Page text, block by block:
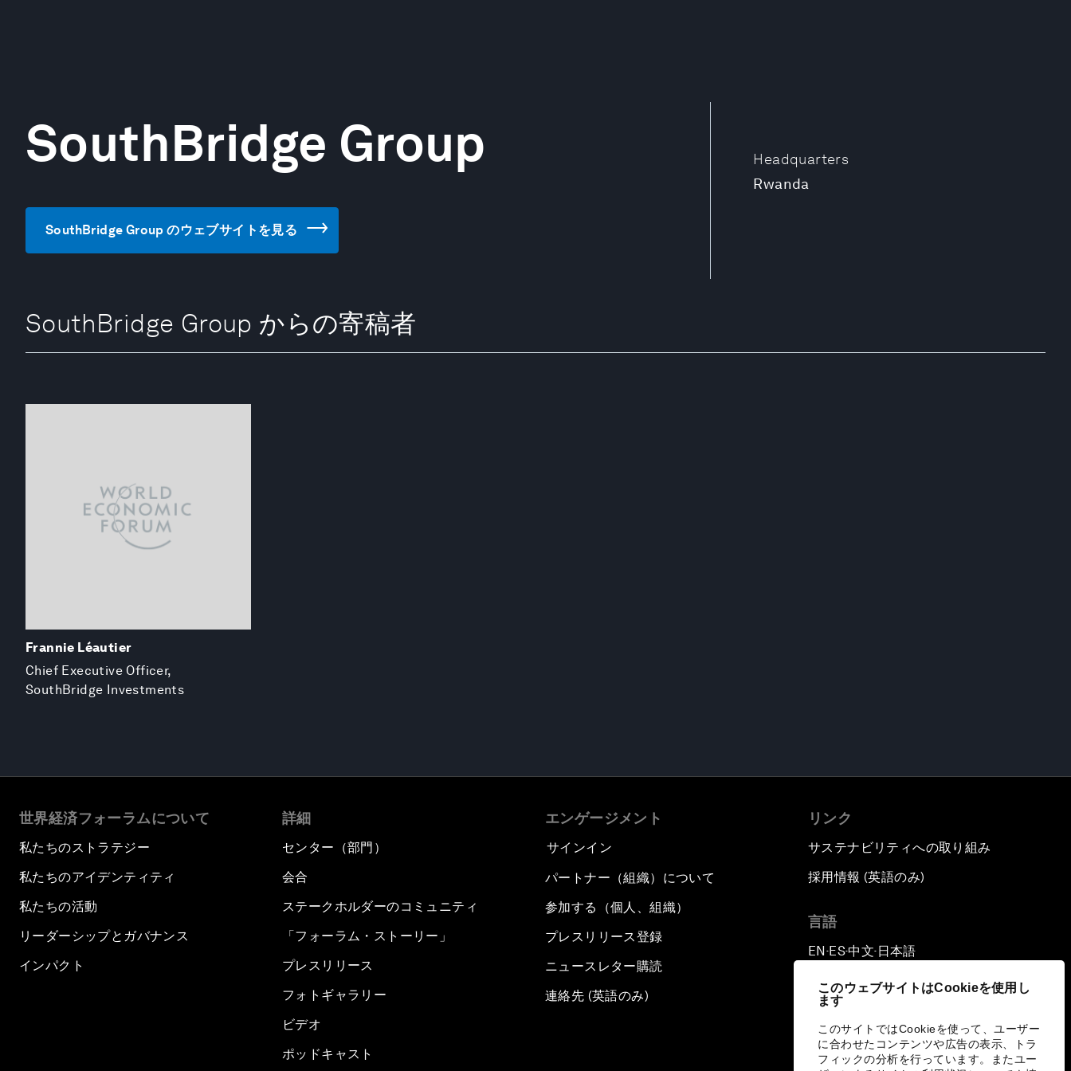
このウェブサイトはCookieを使用し
ます
このサイトではCookieを使って、ユーザー
に合わせたコンテンツや広告の表示、トラ
フィックの分析を行っています。またユー
Headquarters
Rwanda
SouthBridge Group
SouthBridge Group のウェブサイトを見る
SouthBridge Group からの寄稿者
Frannie Léautier
Chief Executive Officer,
SouthBridge Investments
世界経済フォーラムについて
私たちのストラテジー
私たちのアイデンティティ
私たちの活動
リーダーシップとガバナンス
インパクト
詳細
センター（部門）
会合
ステークホルダーのコミュニティ
「フォーラム・ストーリー」
プレスリリース
フォトギャラリー
ビデオ
ポッドキャスト
エンゲージメント
サインイン
パートナー（組織）について
参加する（個人、組織）
プレスリリース登録
ニュースレター購読
連絡先 (英語のみ)
リンク
サステナビリティへの取り組み
採用情報 (英語のみ)
言語
EN ▪ES▪中文▪ 日本語